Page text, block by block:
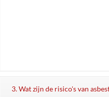
3. Wat zijn de risico's van